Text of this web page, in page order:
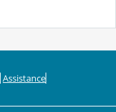
Assistance